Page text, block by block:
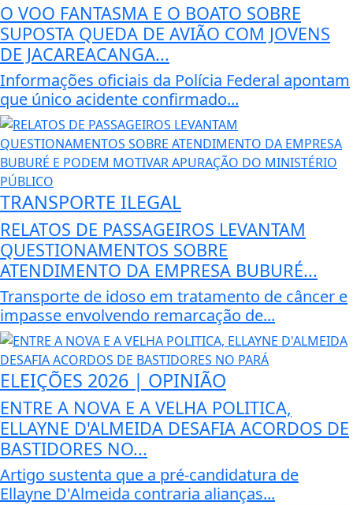
O VOO FANTASMA E O BOATO SOBRE
SUPOSTA QUEDA DE AVIÃO COM JOVENS
DE JACAREACANGA...
Informações oficiais da Polícia Federal apontam
que único acidente confirmado...
TRANSPORTE ILEGAL
RELATOS DE PASSAGEIROS LEVANTAM
QUESTIONAMENTOS SOBRE
ATENDIMENTO DA EMPRESA BUBURÉ...
Transporte de idoso em tratamento de câncer e
impasse envolvendo remarcação de...
ELEIÇÕES 2026 | OPINIÃO
ENTRE A NOVA E A VELHA POLITICA,
ELLAYNE D'ALMEIDA DESAFIA ACORDOS DE
BASTIDORES NO...
Artigo sustenta que a pré-candidatura de
Ellayne D'Almeida contraria alianças...